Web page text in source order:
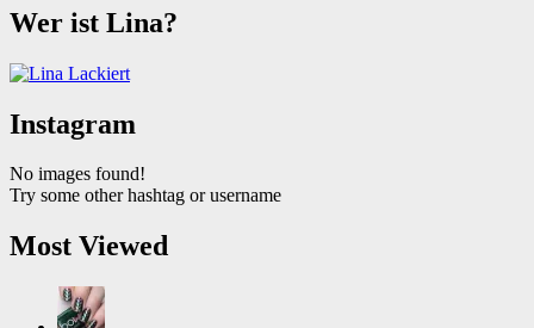
Wer ist Lina?
Instagram
No images found!
Try some other hashtag or username
Most Viewed